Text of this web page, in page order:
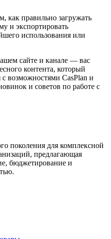
как правильно загружать
и экспортировать
использования или
сайте и канале — вас
контента, который
возможностями CasPlan и
и советов по работе с
поколения для комплексной
предлагающая
бюджетирование и